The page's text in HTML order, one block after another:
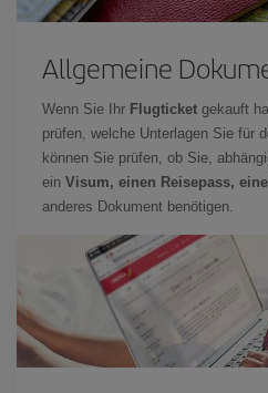
Allgemeine
Wenn Sie Ihr Flugticket gekauft
prüfen, welche Unterlagen Sie für
können Sie prüfen, ob Sie,
ein Visum, einen Reisepass,
anderes Dokument benötigen.